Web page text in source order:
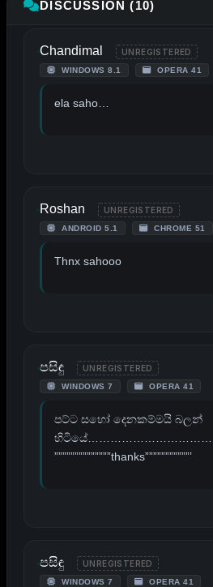
DISCUSSION (10)
Chandimal UNREGISTERED
WINDOWS 8.1 OPERA 41
ela saho…
Roshan UNREGISTERED
ANDROID 5.1 CHROME 51
Thnx sahooo
පසිඳු UNREGISTERED
WINDOWS 7 OPERA 41
පට්ට සහෝ දෙනකම්මයි බලන්
හිටියේ……………………………..
””””””””””””””thanks”””””””””””’
පසිඳු UNREGISTERED
WINDOWS 7 OPERA 41